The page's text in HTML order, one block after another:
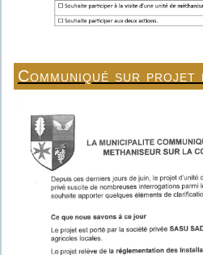
Communiqué sur projet